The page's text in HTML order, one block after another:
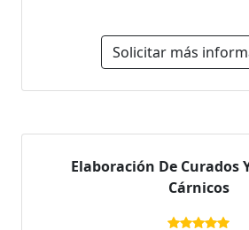
Solicitar más
Elaboración De Curados
Cárnicos